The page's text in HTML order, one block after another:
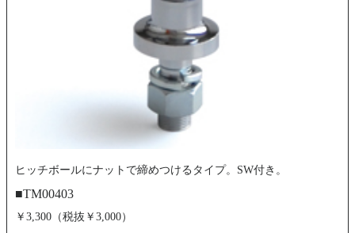
ヒッチボールにナットで締めつけるタイプ。SW付き。
■TM00403
￥3,300（税抜￥3,000）